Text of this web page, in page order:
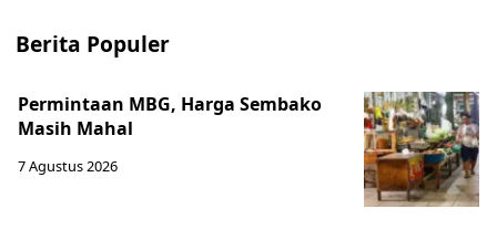
Berita Populer
Permintaan MBG, Harga Sembako
Masih Mahal
7 Agustus 2026